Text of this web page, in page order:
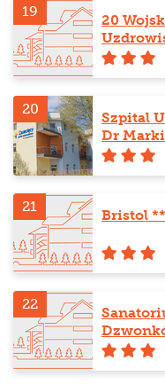
19
20
20
Szpital
Dr
21
Bristol
22